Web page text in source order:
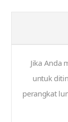
Jika Anda
untuk
perangkat